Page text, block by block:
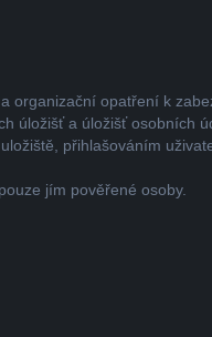
organizační opatření k
úložišť a úložišť osobních
přihlašováním
jím pověřené osoby.